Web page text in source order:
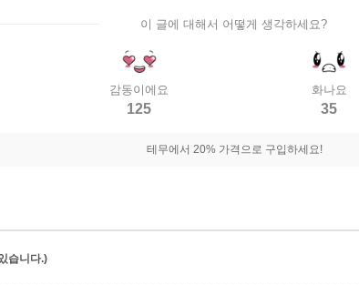
이 글에 대해서 어떻게 생각하세요?
감동이에요
125
화나요
35
테무에서 20% 가격으로 구입하세요!
습니다.)